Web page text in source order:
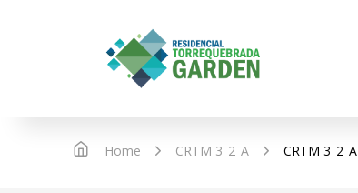
Home CRTM 3_2_A CRTM 3_2_A